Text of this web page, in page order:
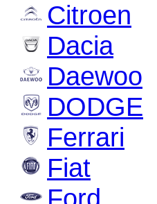
Citroen
Dacia
Daewoo
DODGE
Ferrari
Fiat